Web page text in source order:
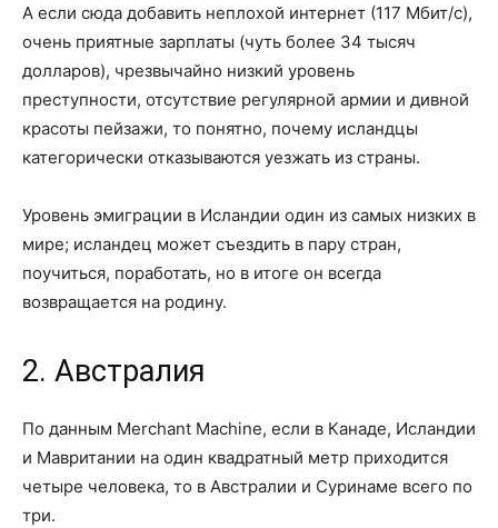
А если сюда добавить неплохой интернет (117 Мбит/с),
очень приятные зарплаты (чуть более 34 тысяч
долларов), чрезвычайно низкий уровень
преступности, отсутствие регулярной армии и дивной
красоты пейзажи, то понятно, почему исландцы
категорически отказываются уезжать из страны.
Уровень эмиграции в Исландии один из самых низких в
мире; исландец может съездить в пару стран,
поучиться, поработать, но в итоге он всегда
возвращается на родину.
2. Австралия
По данным Merchant Machine, если в Канаде, Исландии
и Мавритании на один квадратный метр приходится
четыре человека, то в Австралии и Суринаме всего по
три.